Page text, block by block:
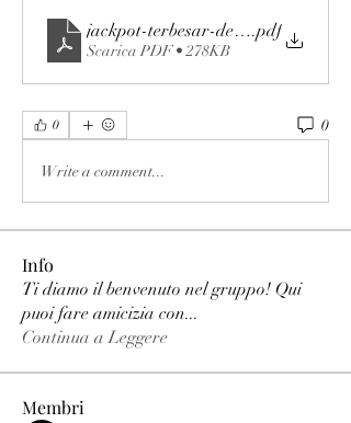
jackpot-terbesar-dewabet
.pdf
Scarica PDF • 278KB
0 0
Write a comment...
Info
Ti diamo il benvenuto nel gruppo! Qui
puoi fare amicizia con...
Continua a Leggere
Membri